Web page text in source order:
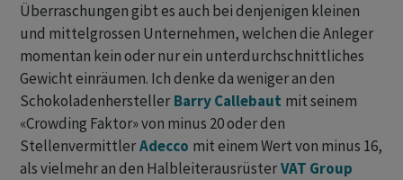
Überraschungen gibt es auch bei denjenigen kleinen
und mittelgrossen Unternehmen, welchen die Anleger
momentan kein oder nur ein unterdurchschnittliches
Gewicht einräumen. Ich denke da weniger an den
Schokoladenhersteller Barry Callebaut mit seinem
«Crowding Faktor» von minus 20 oder den
StellenvermittlerAdecco mit einem Wert von minus 16,
als vielmehr an den HalbleiterausrüsterVAT Group